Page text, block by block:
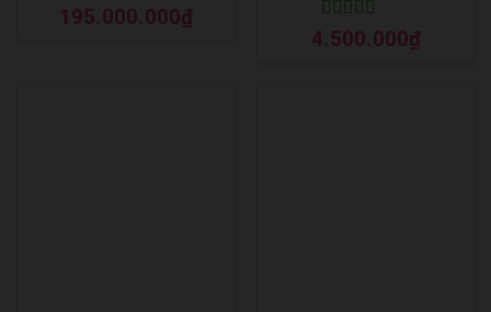
Được xếp
hạng5 5 sao
195.000.000₫
Được xếp
hạng55 sao
4.500.000₫